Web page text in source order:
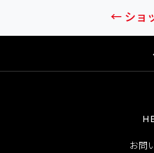
← ショ
お問